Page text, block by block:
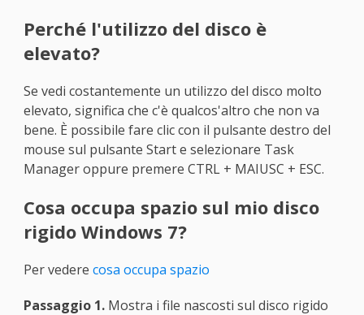
Perché l'utilizzo del disco è
elevato?
Se vedi costantemente un utilizzo del disco molto
elevato, significa che c'è qualcos'altro che non va
bene. È possibile fare clic con il pulsante destro del
mouse sul pulsante Start e selezionare Task
Manager oppure premere CTRL + MAIUSC + ESC.
Cosa occupa spazio sul mio disco
rigido Windows 7?
Per vedere cosa occupa spazio
Passaggio 1.Mostra i file nascosti sul disco rigido